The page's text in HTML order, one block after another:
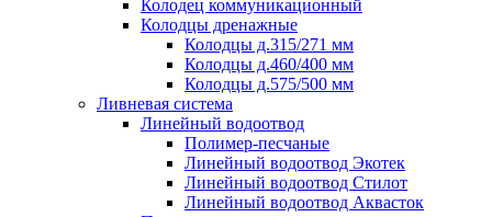
Колодец коммуникационный
Колодцы дренажные
Колодцы д.315/271 мм
Колодцы д.460/400 мм
Колодцы д.575/500 мм
Ливневая система
Линейный водоотвод
Полимер-песчаные
Линейный водоотвод Экотек
Линейный водоотвод Стилот
Линейный водоотвод Аквасток